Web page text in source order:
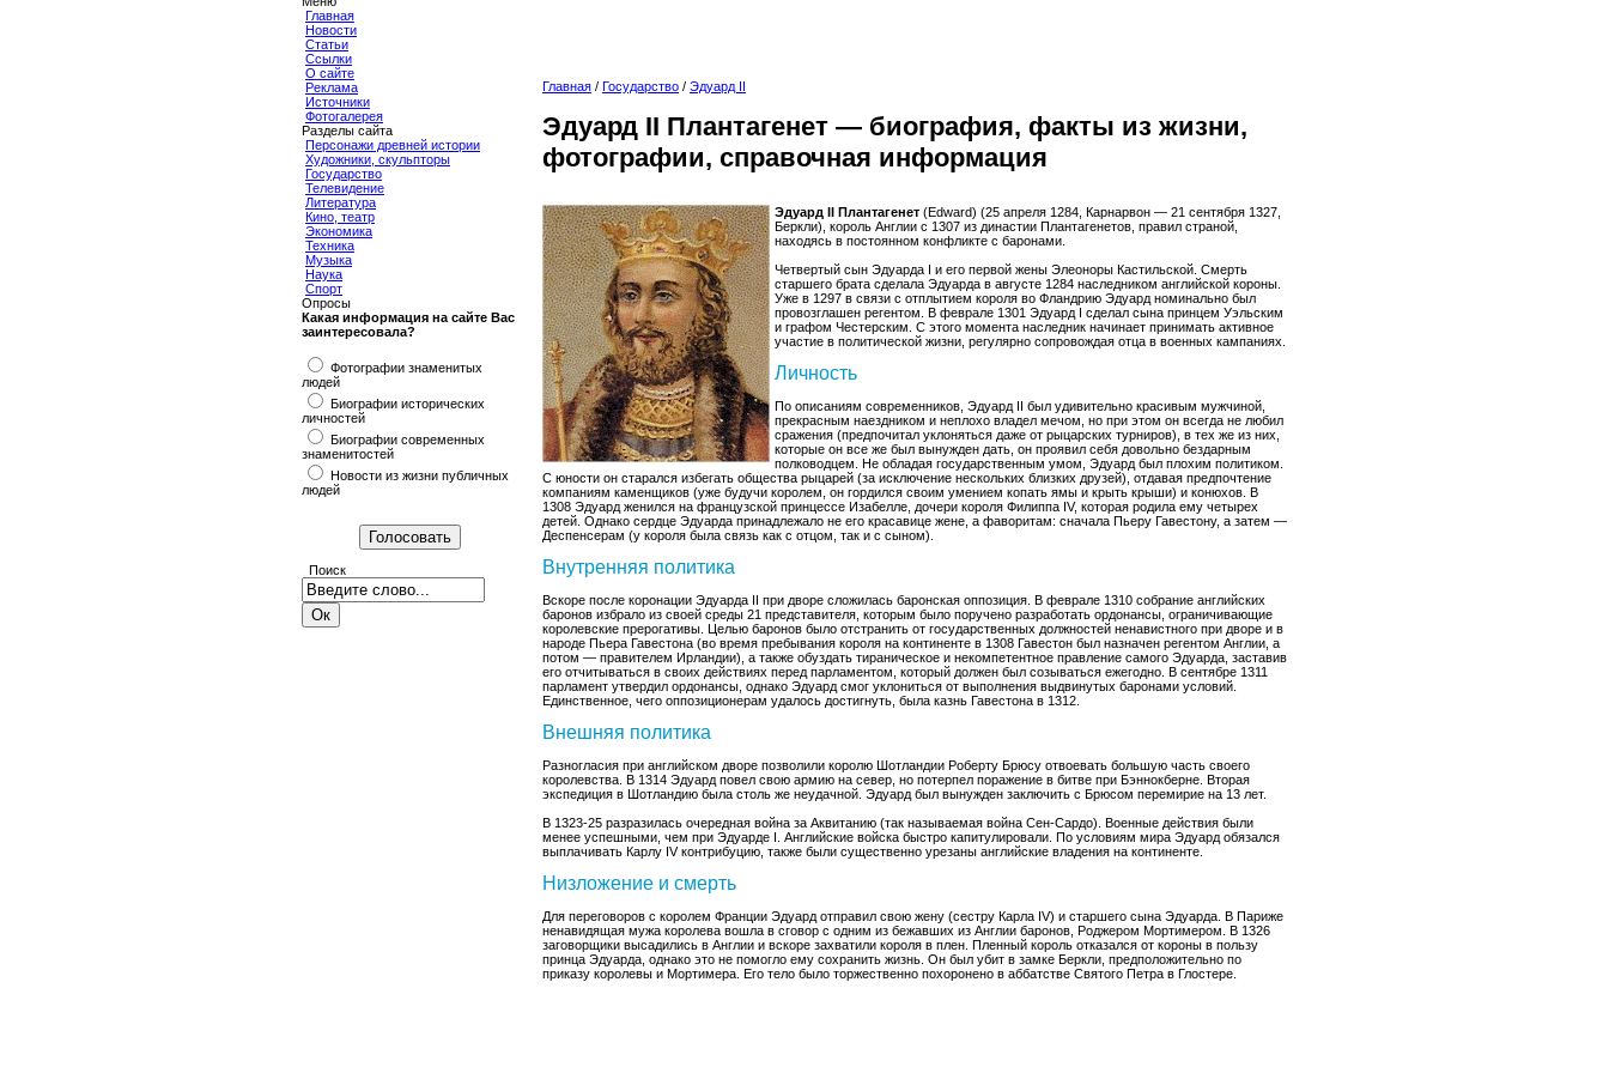
Главная
Новости
Статьи
Ссылки
О сайте
Реклама
Источники
Фотогалерея
Разделы сайта
Персонажи древней истории
Художники, скульпторы
Государство
Телевидение
Литература
Кино, театр
Экономика
Техника
Музыка
Наука
Спорт
Опросы
Какая информация на сайте Вас
заинтересовала?
Фотографии знаменитых
людей
Биографии исторических
личностей
Биографии современных
знаменитостей
Новости из жизни публичных
людей
Поиск
Главная / Государство / Эдуард II
Эдуард II Плантагенет — биография, факты из жизни,
фотографии, справочная информация
Эдуард II Плантагенет (Edward) (25 апреля 1284, Карнарвон — 21 сентября 1327,
Беркли), король Англии с 1307 из династии Плантагенетов, правил страной,
находясь в постоянном конфликте с баронами.
Четвертый сын Эдуарда I и его первой жены Элеоноры Кастильской. Смерть
старшего брата сделала Эдуарда в августе 1284 наследником английской короны.
Уже в 1297 в связи с отплытием короля во Фландрию Эдуард номинально был
провозглашен регентом. В феврале 1301 Эдуард I сделал сына принцем Уэльским
и графом Честерским. С этого момента наследник начинает принимать активное
участие в политической жизни, регулярно сопровождая отца в военных кампаниях.
Личность
По описаниям современников, Эдуард II был удивительно красивым мужчиной,
прекрасным наездником и неплохо владел мечом, но при этом он всегда не любил
сражения (предпочитал уклоняться даже от рыцарских турниров), в тех же из них,
которые он все же был вынужден дать, он проявил себя довольно бездарным
полководцем. Не обладая государственным умом, Эдуард был плохим политиком.
С юности он старался избегать общества рыцарей (за исключение нескольких близких друзей), отдавая предпочтение
компаниям каменщиков (уже будучи королем, он гордился своим умением копать ямы и крыть крыши) и конюхов. В
1308 Эдуард женился на французской принцессе Изабелле, дочери короля Филиппа IV, которая родила ему четырех
детей. Однако сердце Эдуарда принадлежало не его красавице жене, а фаворитам: сначала Пьеру Гавестону, а затем —
Деспенсерам (у короля была связь как с отцом, так и с сыном).
Внутренняя политика
Вскоре после коронации Эдуарда II при дворе сложилась баронская оппозиция. В феврале 1310 собрание английских
баронов избрало из своей среды 21 представителя, которым было поручено разработать ордонансы, ограничивающие
королевские прерогативы. Целью баронов было отстранить от государственных должностей ненавистного при дворе и в
народе Пьера Гавестона (во время пребывания короля на континенте в 1308 Гавестон был назначен регентом Англии, а
потом — правителем Ирландии), а также обуздать тираническое и некомпетентное правление самого Эдуарда, заставив
его отчитываться в своих действиях перед парламентом, который должен был созываться ежегодно. В сентябре 1311
парламент утвердил ордонансы, однако Эдуард смог уклониться от выполнения выдвинутых баронами условий.
Единственное, чего оппозиционерам удалось достигнуть, была казнь Гавестона в 1312.
Внешняя политика
Разногласия при английском дворе позволили королю Шотландии Роберту Брюсу отвоевать большую часть своего
королевства. В 1314 Эдуард повел свою армию на север, но потерпел поражение в битве при Бэннокберне. Вторая
экспедиция в Шотландию была столь же неудачной. Эдуард был вынужден заключить с Брюсом перемирие на 13 лет.
В 1323-25 разразилась очередная война за Аквитанию (так называемая война Сен-Сардо). Военные действия были
менее успешными, чем при Эдуарде I. Английские войска быстро капитулировали. По условиям мира Эдуард обязался
выплачивать Карлу IV контрибуцию, также были существенно урезаны английские владения на континенте.
Низложение и смерть
Для переговоров с королем Франции Эдуард отправил свою жену (сестру Карла IV) и старшего сына Эдуарда. В Париже
ненавидящая мужа королева вошла в сговор с одним из бежавших из Англии баронов, Роджером Мортимером. В 1326
заговорщики высадились в Англии и вскоре захватили короля в плен. Пленный король отказался от короны в пользу
принца Эдуарда, однако это не помогло ему сохранить жизнь. Он был убит в замке Беркли, предположительно по
приказу королевы и Мортимера. Его тело было торжественно похоронено в аббатстве Святого Петра в Глостере.